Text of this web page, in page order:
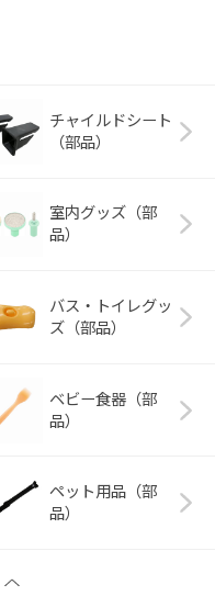
チャイルドシート
（部品）
室内グッズ（部
品）
バス・トイレグッ
ズ（部品）
ベビー食器（部
品）
ペット用品（部
品）